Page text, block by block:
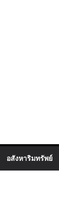
อสังหาริมทรัพย์